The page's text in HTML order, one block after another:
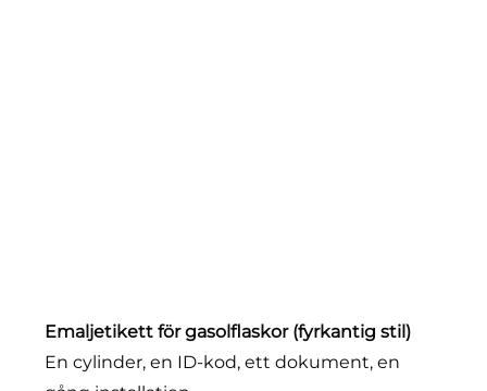
Emaljetikett för gasolflaskor (fyrkantig stil)
En cylinder, en ID-kod, ett dokument, en